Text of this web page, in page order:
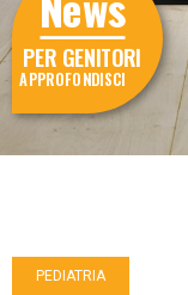
PER GENITORI
APPROFONDISCI
PEDIATRIA